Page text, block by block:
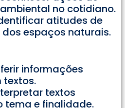
no cotidiano.
atitudes de
espaços naturais.
informações
textos.
textos
tema e finalidade.